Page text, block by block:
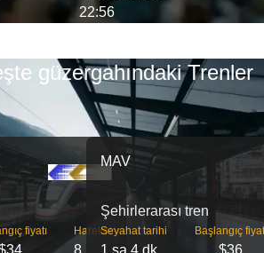
22:56
güzergahındaki Trenler
​​fiyatı Hareket
8
MAV
Şehirlerarası tren
Seyahat tarihi
1 sa 4 dk
Başlangıç
$36